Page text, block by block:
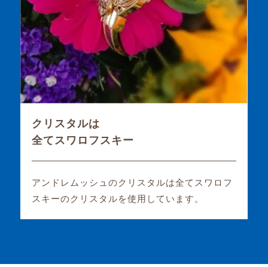
クリスタルは
全てスワロフスキー
アンドレムッシュのクリスタルは全てスワロフ
スキーのクリスタルを使用しています。